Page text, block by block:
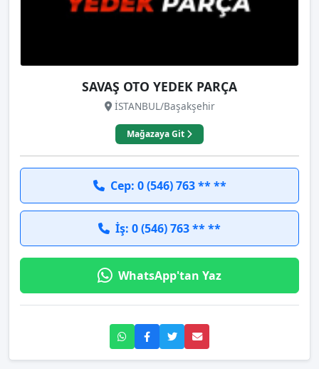
SAVAŞ OTO YEDEK PARÇA
İSTANBUL/Başakşehir
Mağazaya Git
Cep: 0 (546) 763 ** **
İş: 0 (546) 763 ** **
WhatsApp'tan Yaz